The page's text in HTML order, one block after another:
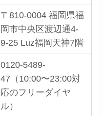
〒810-0004 福岡県福
岡市中央区渡辺通4-
9-25 Luz福岡天神7階
0120-5489-
47（10:00〜23:00対
応のフリーダイヤ
ル）